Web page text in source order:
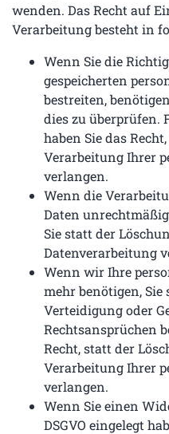
wenden. Das Recht auf
Verarbeitung besteht in
Wenn Sie die
gespeicherten
bestreiten,
dies zu überprüfen.
haben Sie das
Verarbeitung Ihrer
verlangen.
Wenn die
Daten
Sie statt der
Datenverarbeitung
Wenn wir Ihre
mehr benötigen, Sie
Verteidigung oder
Rechtsansprüchen
Recht, statt der
Verarbeitung Ihrer
verlangen.
Wenn Sie einen
DSGVO eingelegt